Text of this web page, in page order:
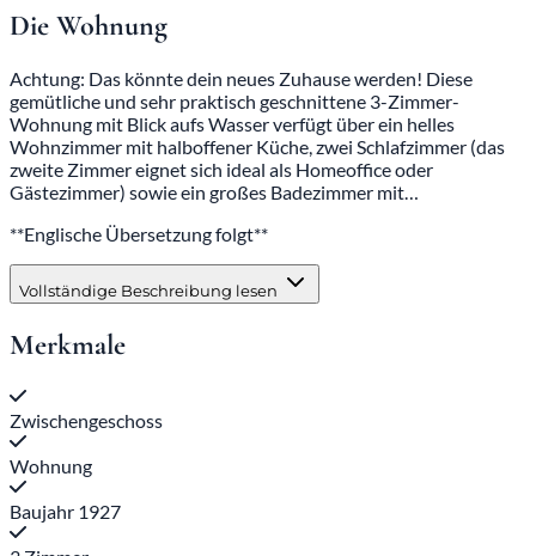
Die Wohnung
Achtung: Das könnte dein neues Zuhause werden! Diese
gemütliche und sehr praktisch geschnittene 3-Zimmer-
Wohnung mit Blick aufs Wasser verfügt über ein helles
Wohnzimmer mit halboffener Küche, zwei Schlafzimmer (das
zweite Zimmer eignet sich ideal als Homeoffice oder
Gästezimmer) sowie ein großes Badezimmer mit…
**Englische Übersetzung folgt**
Vollständige Beschreibung lesen
Merkmale
Zwischengeschoss
Wohnung
Baujahr 1927